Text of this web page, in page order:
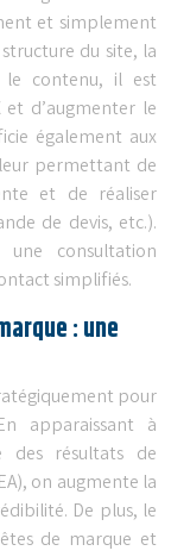
et simplement
du site, la
le contenu, il est
et d’augmenter le
également aux
permettant de
et de réaliser
de devis, etc.).
consultation
simplifiés.
: une
pour
apparaissant à
des résultats de
on augmente la
De plus, le
de marque et